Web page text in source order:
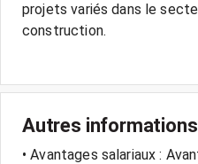
projets variés dans le
construction.
Autres informations
• Avantages salariaux :